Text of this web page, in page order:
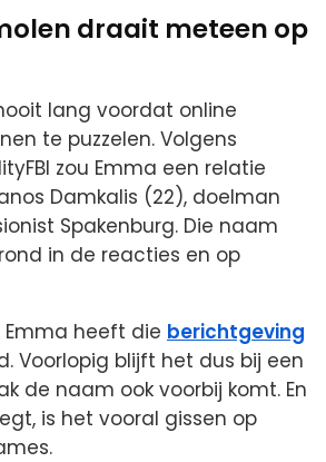
draait meteen op
lang voordat online
te puzzelen. Volgens
zou Emma een relatie
Damkalis (22), doelman
Spakenburg. Die naam
in de reacties en op
Emma heeft die berichtgeving
Voorlopig blijft het dus bij een
de naam ook voorbij komt. En
is het vooral gissen op